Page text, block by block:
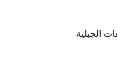
الجبلية